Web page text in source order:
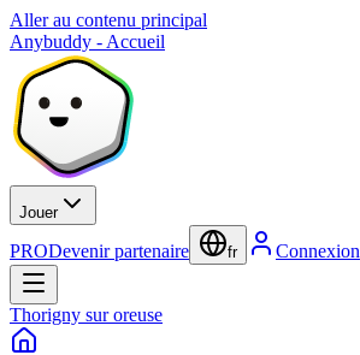
Aller au contenu principal
Anybuddy - Accueil
Jouer
PRODevenir partenaire fr Connexion
Thorigny sur oreuse